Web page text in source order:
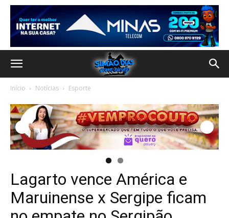
Início Notícias Esporte
Lagarto vence América e
Maruinense x Sergipe ficam